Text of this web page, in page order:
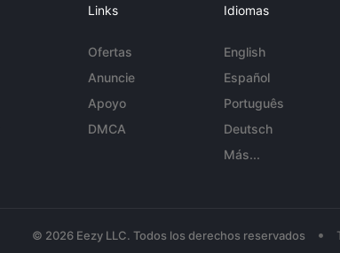
Links
Ofertas
Anuncie
Apoyo
DMCA
Idiomas
English
Español
Português
Deutsch
Más...
© 2026 Eezy LLC. Todos los derechos reservados •